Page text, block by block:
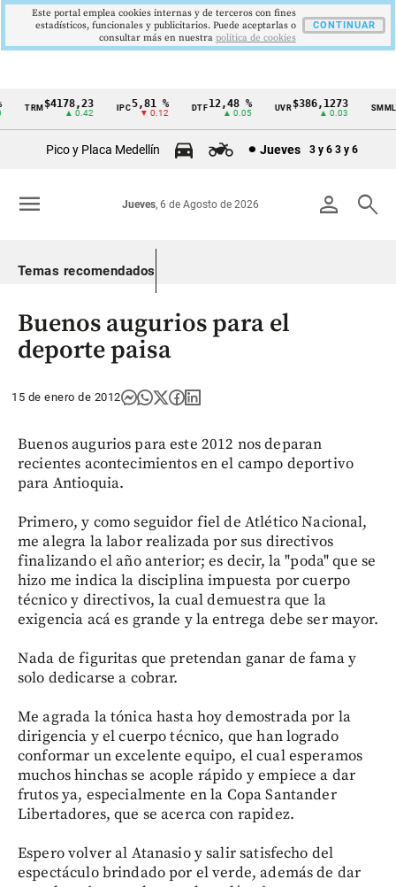
Cintillo
Colombia
TRM$4178,23
▲ 0.42
5,81 %
▼ 0.12
DTF12,48 %
▲ 0.05
UVR$386,1273
▲ 0.03
SMMLV
Pico y Placa Medellín Jueves 3 y 6 3 y 6
person search
Jueves, 6 de Agosto de 2026
menu
Temas recomendados
Buenos augurios para el
deporte paisa
15 de enero de 2012
Buenos augurios para este 2012 nos deparan
recientes acontecimientos en el campo deportivo
para Antioquia.
Primero, y como seguidor fiel de Atlético Nacional,
me alegra la labor realizada por sus directivos
finalizando el año anterior; es decir, la "poda" que se
hizo me indica la disciplina impuesta por cuerpo
técnico y directivos, la cual demuestra que la
exigencia acá es grande y la entrega debe ser mayor.
Nada de figuritas que pretendan ganar de fama y
solo dedicarse a cobrar.
Me agrada la tónica hasta hoy demostrada por la
dirigencia y el cuerpo técnico, que han logrado
conformar un excelente equipo, el cual esperamos
muchos hinchas se acople rápido y empiece a dar
frutos ya, especialmente en la Copa Santander
Libertadores, que se acerca con rapidez.
Espero volver al Atanasio y salir satisfecho del
espectáculo brindado por el verde, además de dar
Este portal emplea cookies internas y de terceros con fines
estadísticos, funcionales y publicitarios. Puede aceptarlas o
consultar más en nuestra politica de cookies
CONTINUAR